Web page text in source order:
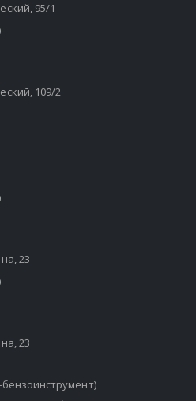
95/1
109/2
23
23
бензоинструмент)